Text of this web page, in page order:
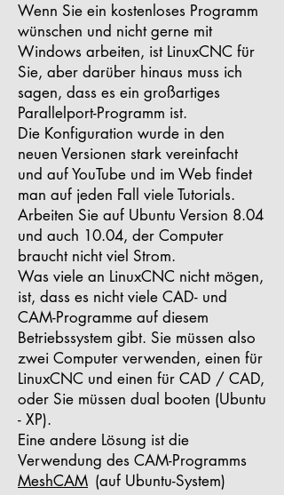
Wenn Sie ein kostenloses Programm
wünschen und nicht gerne mit
Windows arbeiten, ist LinuxCNC für
Sie, aber darüber hinaus muss ich
sagen, dass es ein großartiges
Parallelport-Programm ist.
Die Konfiguration wurde in den
neuen Versionen stark vereinfacht
und auf YouTube und im Web findet
man auf jeden Fall viele Tutorials.
Arbeiten Sie auf Ubuntu Version 8.04
und auch 10.04, der Computer
braucht nicht viel Strom.
Was viele an LinuxCNC nicht mögen,
ist, dass es nicht viele CAD- und
CAM-Programme auf diesem
Betriebssystem gibt. Sie müssen also
zwei Computer verwenden, einen für
LinuxCNC und einen für CAD / CAD,
oder Sie müssen dual booten (Ubuntu
- XP).
Eine andere Lösung ist die
Verwendung des CAM-Programms
MeshCAM (auf Ubuntu-System)